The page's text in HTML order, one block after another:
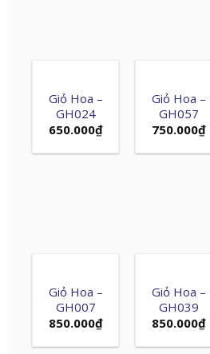
Giỏ Hoa –
GH024
650.000₫
Giỏ Hoa –
GH057
750.000₫
Giỏ Hoa –
GH007
850.000₫
Giỏ Hoa –
GH039
850.000₫